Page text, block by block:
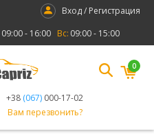
Вход / Регистрация
09:00 - 16:00 Вс: 09:00 - 15:00
+38 (067) 000-17-02
Вам перезвонить?
0